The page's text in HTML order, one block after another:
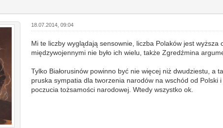
18.07.2014, 09:04
Mi te liczby wyglądają sensownie, liczba Polaków jest
międzywojennymi nie było ich wielu, także Zgredźmina
Tylko Białorusinów powinno być nie więcej niż dwudziestu, a
pruska sympatia dla tworzenia narodów na wschód od Polski
poczucia tożsamości narodowej. Wtedy wszystko ok.